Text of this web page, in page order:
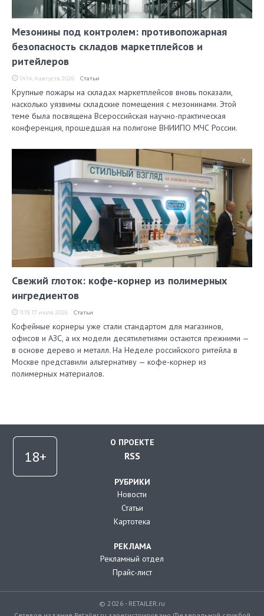
Мезонины под контролем: противопожарная
безопасность складов маркетплейсов и
ритейлеров
14:14, 4 августа 2026 Статьи
Крупные пожары на складах маркетплейсов вновь показали,
насколько уязвимы складские помещения с мезонинами. Этой
теме была посвящена Всероссийская научно-практическая
конференция, прошедшая на полигоне ВНИИПО МЧС России.
Свежий глоток: кофе-корнер из полимерных
ингредиентов
11:19, 17 июля 2026 Статьи
Кофейные корнеры уже стали стандартом для магазинов,
офисов и АЗС, а их модели десятилетиями остаются прежними —
в основе дерево и металл. На Неделе российского ритейла в
Москве представили альтернативу — кофе-корнер из
полимерных материалов.
О ПРОЕКТЕ
RSS
РУБРИКИ
Новости
Статьи
Картотека
РЕКЛАМА
Рекламный отдел
Прайс-лист
© 2026 - RETAILER.ru